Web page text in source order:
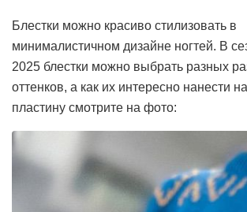
Блестки можно красиво стилизовать в
минималистичном дизайне ногтей. В
2025 блестки можно выбрать разных
оттенков, а как их интересно нанести
пластину смотрите на фото: